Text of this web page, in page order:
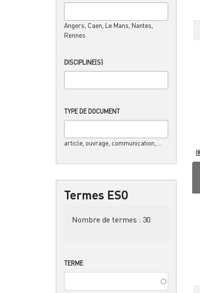
Angers, Caen, Le Mans, Nantes,
Rennes
DISCIPLINE(S)
TYPE DE DOCUMENT
article, ouvrage, communication,....
Termes ESO
Nombre de termes : 30
TERME